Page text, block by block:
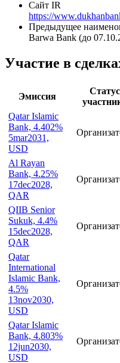
Сайт IR
https://
Предыдущее
Barwa Bank (до
Участие в
Эмиссия
Статус
Qatar Islamic
Bank, 4.402%
5mar2031,
USD
Al Rayan
Bank, 4.25%
17dec2028,
QAR
QIIB Senior
Sukuk, 4.4%
15dec2028,
QAR
Qatar
International
Islamic Bank,
4.5%
13nov2030,
USD
Qatar Islamic
Bank, 4.803%
12jun2030,
USD